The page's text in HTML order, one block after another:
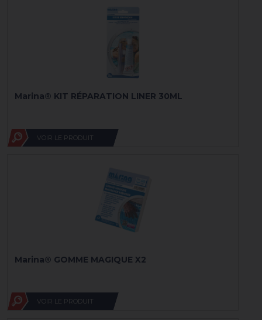
Marina® KIT RÉPARATION LINER 30ML
VOIR LE PRODUIT
Marina® GOMME MAGIQUE X2
VOIR LE PRODUIT